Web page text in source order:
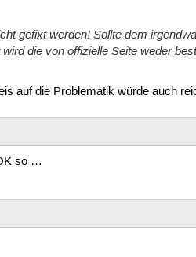
gefixt werden! Sollte dem
die von offizielle Seite weder
auf die Problematik würde auch
so …